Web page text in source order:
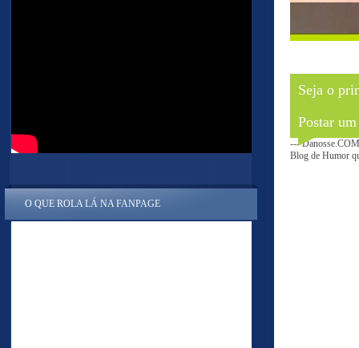
Seja o
Postar
---
Blog de Humor
O QUE ROLA LÁ NA FANPAGE